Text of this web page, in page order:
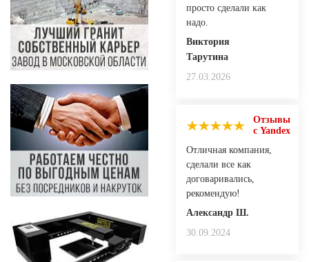
просто сделали как
надо.
Виктория
Тарутина
27.03.2026
Отзывы
с Yandex
Отличная компания,
сделали все как
договаривались,
рекомендую!
Александр Ш.
30.09.2024